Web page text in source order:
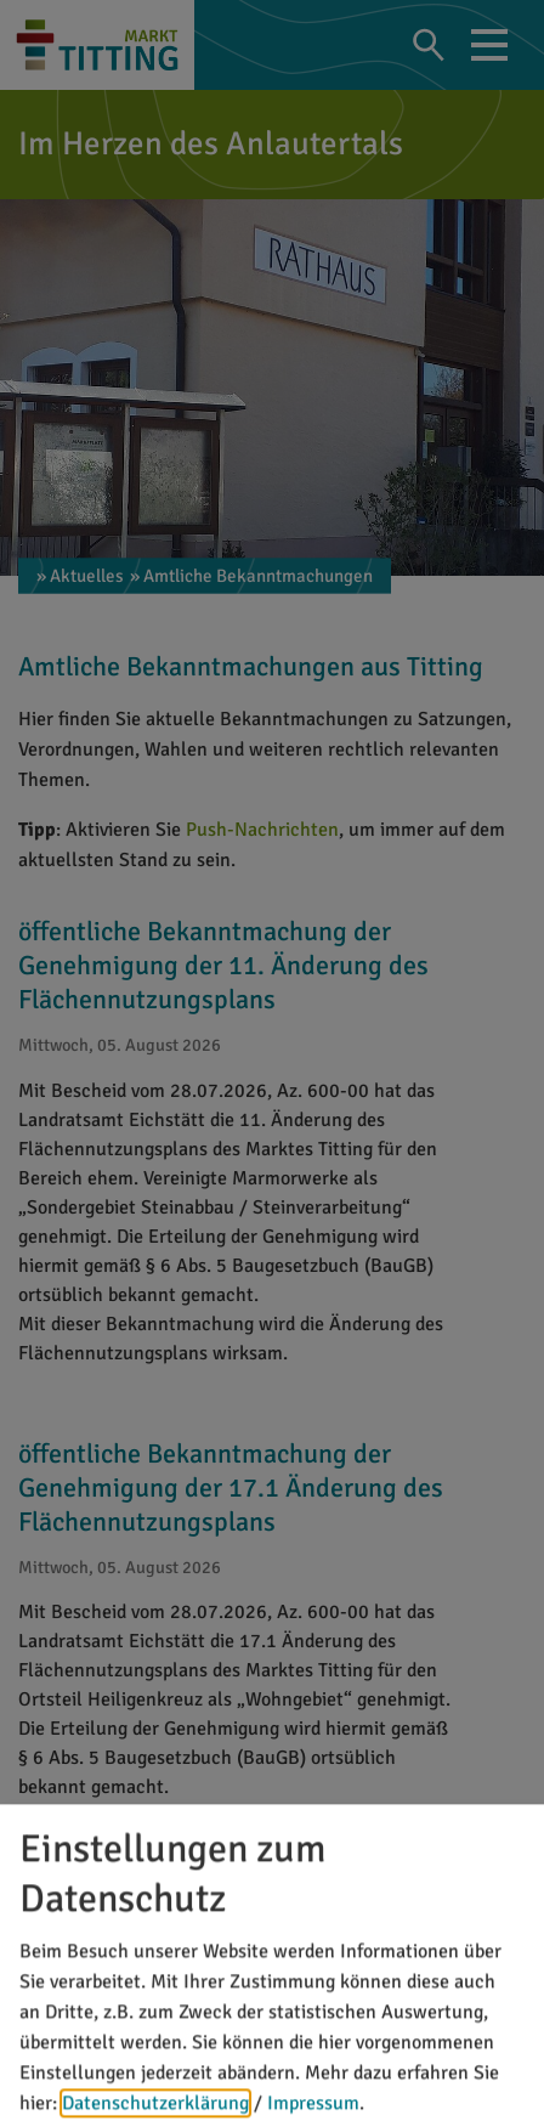
Im Herzen des Anlautertals
» Aktuelles » Amtliche Bekanntmachungen
Amtliche Bekanntmachungen aus Titting
Hier finden Sie aktuelle Bekanntmachungen zu Satzungen,
Verordnungen, Wahlen und weiteren rechtlich relevanten
Themen.
Tipp: Aktivieren Sie Push-Nachrichten, um immer auf dem
aktuellsten Stand zu sein.
öffentliche Bekanntmachung der
Genehmigung der 11. Änderung des
Flächennutzungsplans
Mittwoch, 05. August 2026
Mit Bescheid vom 28.07.2026, Az. 600-00 hat das
Landratsamt Eichstätt die 11. Änderung des
Flächennutzungsplans des Marktes Titting für den
Bereich ehem. Vereinigte Marmorwerke als
„Sondergebiet Steinabbau / Steinverarbeitung“
genehmigt. Die Erteilung der Genehmigung wird
hiermit gemäß § 6 Abs. 5 Baugesetzbuch (BauGB)
ortsüblich bekannt gemacht.
Mit dieser Bekanntmachung wird die Änderung des
Flächennutzungsplans wirksam.
öffentliche Bekanntmachung der
Genehmigung der 17.1 Änderung des
Flächennutzungsplans
Mittwoch, 05. August 2026
Mit Bescheid vom 28.07.2026, Az. 600-00 hat das
Landratsamt Eichstätt die 17.1 Änderung des
Flächennutzungsplans des Marktes Titting für den
Ortsteil Heiligenkreuz als „Wohngebiet“ genehmigt.
Die Erteilung der Genehmigung wird hiermit gemäß
§ 6 Abs. 5 Baugesetzbuch (BauGB) ortsüblich
bekannt gemacht.
Flächennutzungsplanes wirksam.
MARKT TITTING
Rathausplatz 1
85135 Titting
08423/9921-0
Einstellungen zum
Datenschutz
Beim Besuch unserer Website werden Informationen über
Sie verarbeitet. Mit Ihrer Zustimmung können diese auch
an Dritte, z.B. zum Zweck der statistischen Auswertung,
übermittelt werden. Sie können die hier vorgenommenen
Einstellungen jederzeit abändern. Mehr dazu erfahren Sie
hier: Datenschutzerklärung / Impressum.